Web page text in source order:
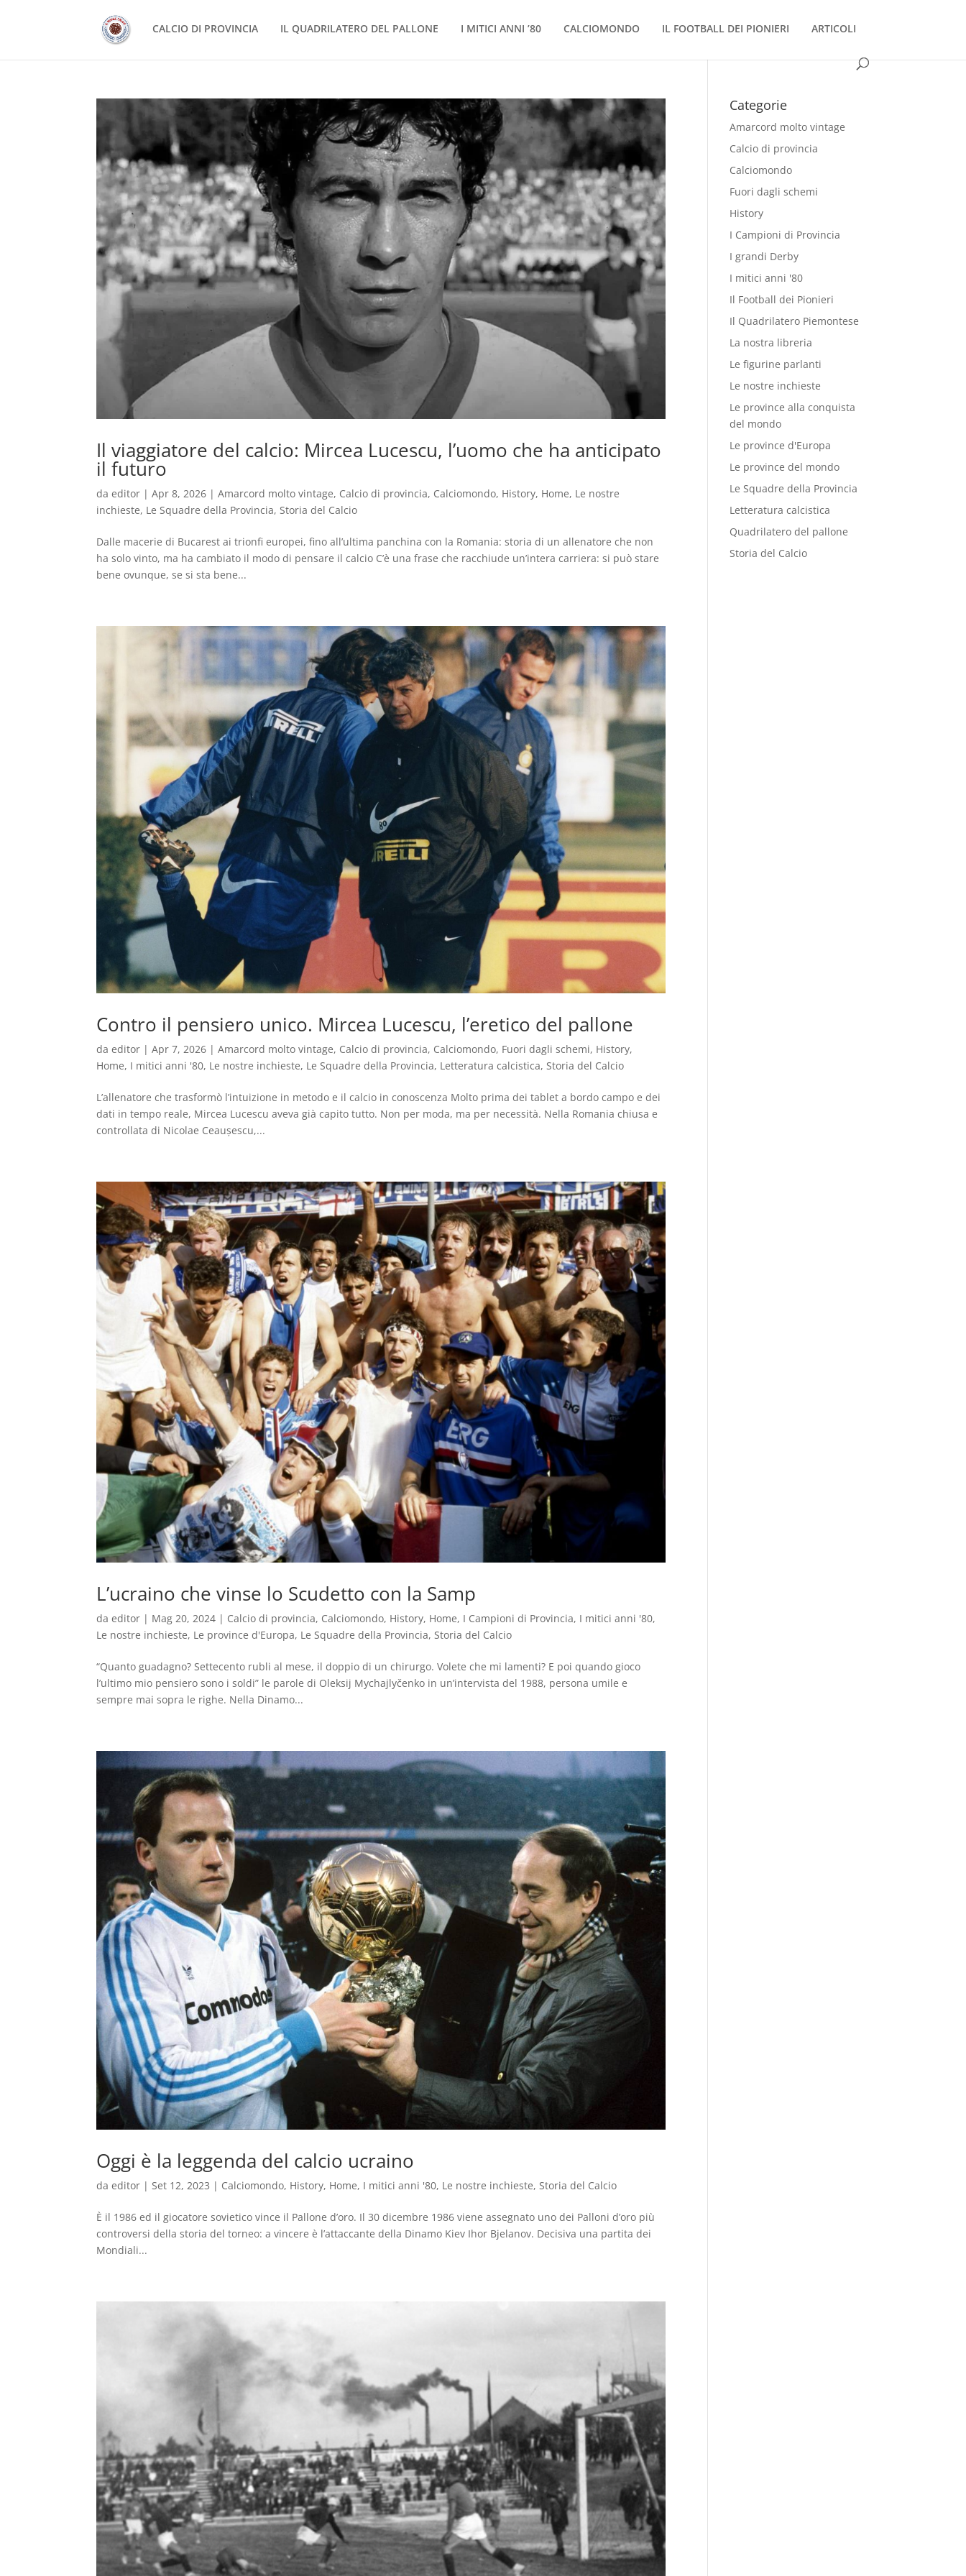
CALCIO DI PROVINCIA IL QUADRILATERO DEL PALLONE I MITICI ANNI ’80 CALCIOMONDO IL FOOTBALL DEI PIONIERI ARTICOLI
Il viaggiatore del calcio: Mircea Lucescu, l’uomo che ha anticipato
il futuro
daeditor |Apr 8, 2026 |Amarcord molto vintage, Calcio di provincia, Calciomondo, History, Home, Le nostre
inchieste, Le Squadre della Provincia,Storia del Calcio
Dalle macerie di Bucarest ai trionfi europei, fino all’ultima panchina con la Romania: storia di un allenatore che non
ha solo vinto, ma ha cambiato il modo di pensare il calcio C’è una frase che racchiude un’intera carriera: si può stare
bene ovunque, se si sta bene...
Contro il pensiero unico. Mircea Lucescu, l’eretico del pallone
daeditor |Apr 7, 2026 |Amarcord molto vintage, Calcio di provincia, Calciomondo, Fuori dagli schemi, History,
Home, I mitici anni '80, Le nostre inchieste, Le Squadre della Provincia, Letteratura calcistica,Storia del Calcio
L’allenatore che trasformò l’intuizione in metodo e il calcio in conoscenza Molto prima dei tablet a bordo campo e dei
dati in tempo reale, Mircea Lucescu aveva già capito tutto. Non per moda, ma per necessità. Nella Romania chiusa e
controllata di Nicolae Ceaușescu,...
L’ucraino che vinse lo Scudetto con la Samp
daeditor | Mag 20, 2024 | Calcio di provincia, Calciomondo, History, Home, I Campioni di Provincia, I mitici anni '80,
Le nostre inchieste, Le province d'Europa, Le Squadre della Provincia,Storia del Calcio
“Quanto guadagno? Settecento rubli al mese, il doppio di un chirurgo. Volete che mi lamenti? E poi quando gioco
l’ultimo mio pensiero sono i soldi” le parole di Oleksij Mychajlyčenko in un’intervista del 1988, persona umile e
sempre mai sopra le righe. Nella Dinamo...
Oggi è la leggenda del calcio ucraino
daeditor |Set 12, 2023 | Calciomondo, History, Home, I mitici anni '80, Le nostre inchieste,Storia del Calcio
È il 1986 ed il giocatore sovietico vince il Pallone d’oro. Il 30 dicembre 1986 viene assegnato uno dei Palloni d’oro più
controversi della storia del torneo: a vincere è l’attaccante della Dinamo Kiev Ihor Bjelanov. Decisiva una partita dei
Mondiali...
Categorie
Amarcord molto vintage
Calcio di provincia
Calciomondo
Fuori dagli schemi
History
I Campioni di Provincia
I grandi Derby
I mitici anni '80
Il Football dei Pionieri
Il Quadrilatero Piemontese
La nostra libreria
Le figurine parlanti
Le nostre inchieste
Le province alla conquista
del mondo
Le province d'Europa
Le province del mondo
Le Squadre della Provincia
Letteratura calcistica
Quadrilatero del pallone
Storia del Calcio